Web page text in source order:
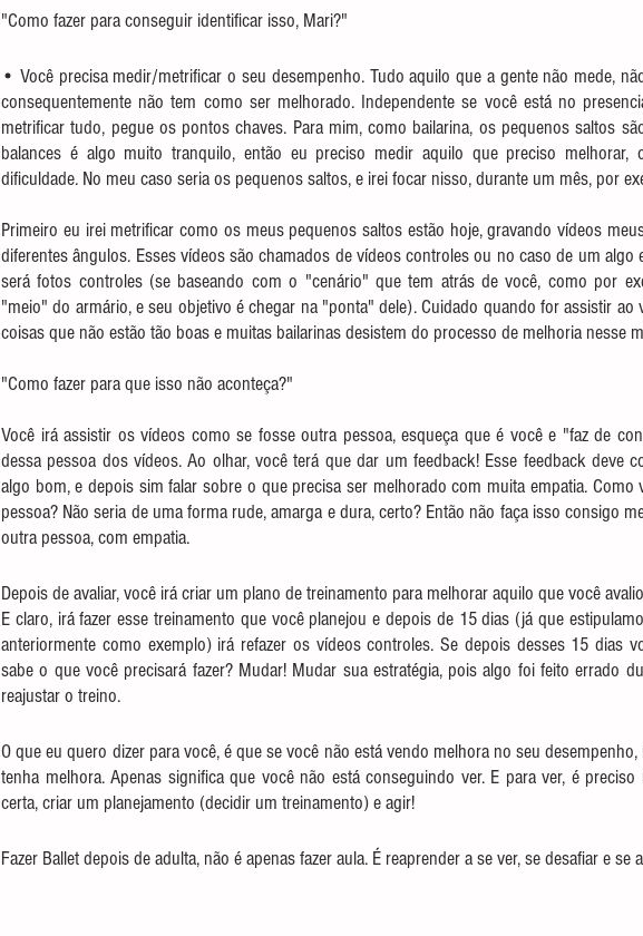
"Como fazer para conseguir identificar isso, Mari?"
• Você precisa medir/metrificar o seu desempenho. Tudo aquilo que a gente não mede,
consequentemente não tem como ser melhorado. Independente se você está no
metrificar tudo, pegue os pontos chaves. Para mim, como bailarina, os pequenos saltos
balances é algo muito tranquilo, então eu preciso medir aquilo que preciso melhorar,
dificuldade. No meu caso seria os pequenos saltos, e irei focar nisso, durante um mês, por
Primeiro eu irei metrificar como os meus pequenos saltos estão hoje, gravando vídeos
diferentes ângulos. Esses vídeos são chamados de vídeos controles ou no caso de um algo
será fotos controles (se baseando com o "cenário" que tem atrás de você, como por
"meio" do armário, e seu objetivo é chegar na "ponta" dele). Cuidado quando for assistir ao
coisas que não estão tão boas e muitas bailarinas desistem do processo de melhoria nesse
"Como fazer para que isso não aconteça?"
Você irá assistir os vídeos como se fosse outra pessoa, esqueça que é você e "faz de
dessa pessoa dos vídeos. Ao olhar, você terá que dar um feedback! Esse feedback deve
algo bom, e depois sim falar sobre o que precisa ser melhorado com muita empatia. Como
pessoa? Não seria de uma forma rude, amarga e dura, certo? Então não faça isso consigo
outra pessoa, com empatia.
Depois de avaliar, você irá criar um plano de treinamento para melhorar aquilo que você
E claro, irá fazer esse treinamento que você planejou e depois de 15 dias (já que
anteriormente como exemplo) irá refazer os vídeos controles. Se depois desses 15 dias
sabe o que você precisará fazer? Mudar! Mudar sua estratégia, pois algo foi feito errado
reajustar o treino.
O que eu quero dizer para você, é que se você não está vendo melhora no seu
tenha melhora. Apenas significa que você não está conseguindo ver. E para ver, é preciso
certa, criar um planejamento (decidir um treinamento) e agir!
Fazer Ballet depois de adulta, não é apenas fazer aula. É reaprender a se ver, se desafiar e se